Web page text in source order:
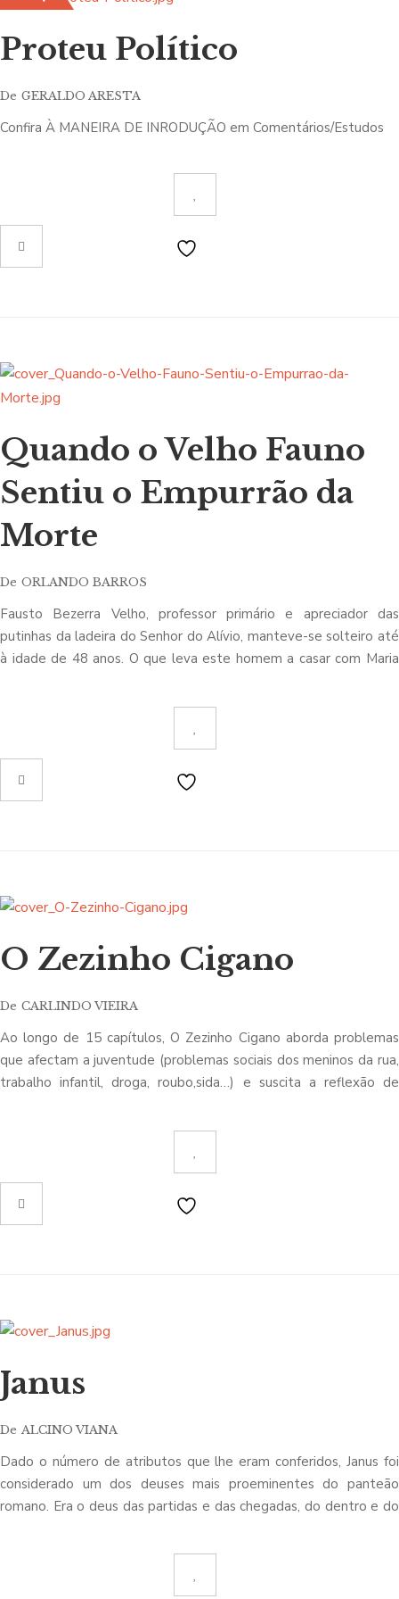
que retratam vários episódios da vida de uma comunidade
piscatória.
Proteu Político
De GERALDO ARESTA
Confira À MANEIRA DE INRODUÇÃO em Comentários/Estudos
Quando o Velho Fauno
Sentiu o Empurrão da
Morte
De ORLANDO BARROS
Fausto Bezerra Velho, professor primário e apreciador das
putinhas da ladeira do Senhor do Alívio, manteve-se solteiro até
à idade de 48 anos. O que leva este homem a casar com Maria
sucessivamente, com mais três criaditas, todas elas mal
sentir o empurrão inevitável?
Desenrolando-se nos anos 30, quando Salazar começava a
algemar a liberdade dos portugueses, esta novela é a memória
(In Contracapa do livro)
O Zezinho Cigano
De CARLINDO VIEIRA
Ao longo de 15 capítulos, O Zezinho Cigano aborda problemas
que afectam a juventude (problemas sociais dos meninos da rua,
trabalho infantil, droga, roubo,sida…) e suscita a reflexão de
consciencialização, passo primordial para que esses problemas
na sua génese sejam encaradas não como fatalidades
necessárias mas como produto dum certo tipo de sociedade.
Janus
De ALCINO VIANA
Dado o número de atributos que lhe eram conferidos, Janus foi
considerado um dos deuses mais proeminentes do panteão
romano. Era o deus das partidas e das chegadas, do dentro e do
mitologia, governou no Lácio num período de grandes
simbolizar a mudança entre a vida primitiva e a civilização, entre o